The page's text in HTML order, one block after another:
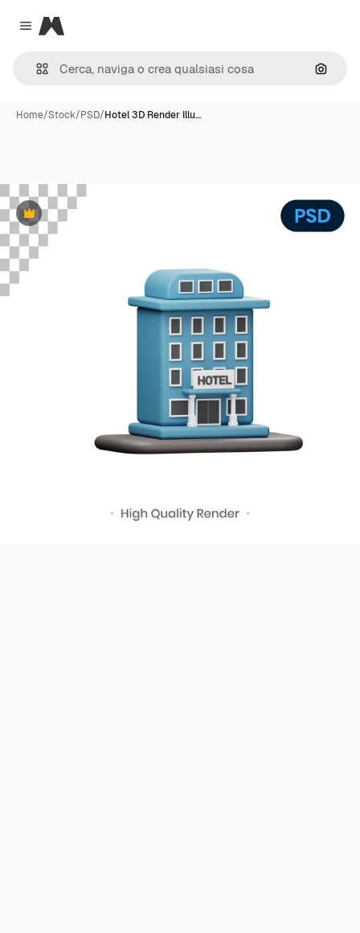
Close menu
Magnific
Cerca
Home/Stock/PSD/Hotel 3D Render Illu…
Premium